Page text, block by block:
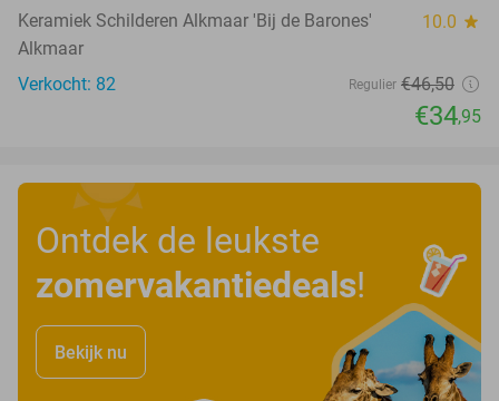
Keramiek Schilderen Alkmaar 'Bij de Barones' 10.0 star
Alkmaar
Verkocht: 82
Regulier €46,50
€34,95
Ontdek de leukste
zomervakantiedeals!
Bekijk nu